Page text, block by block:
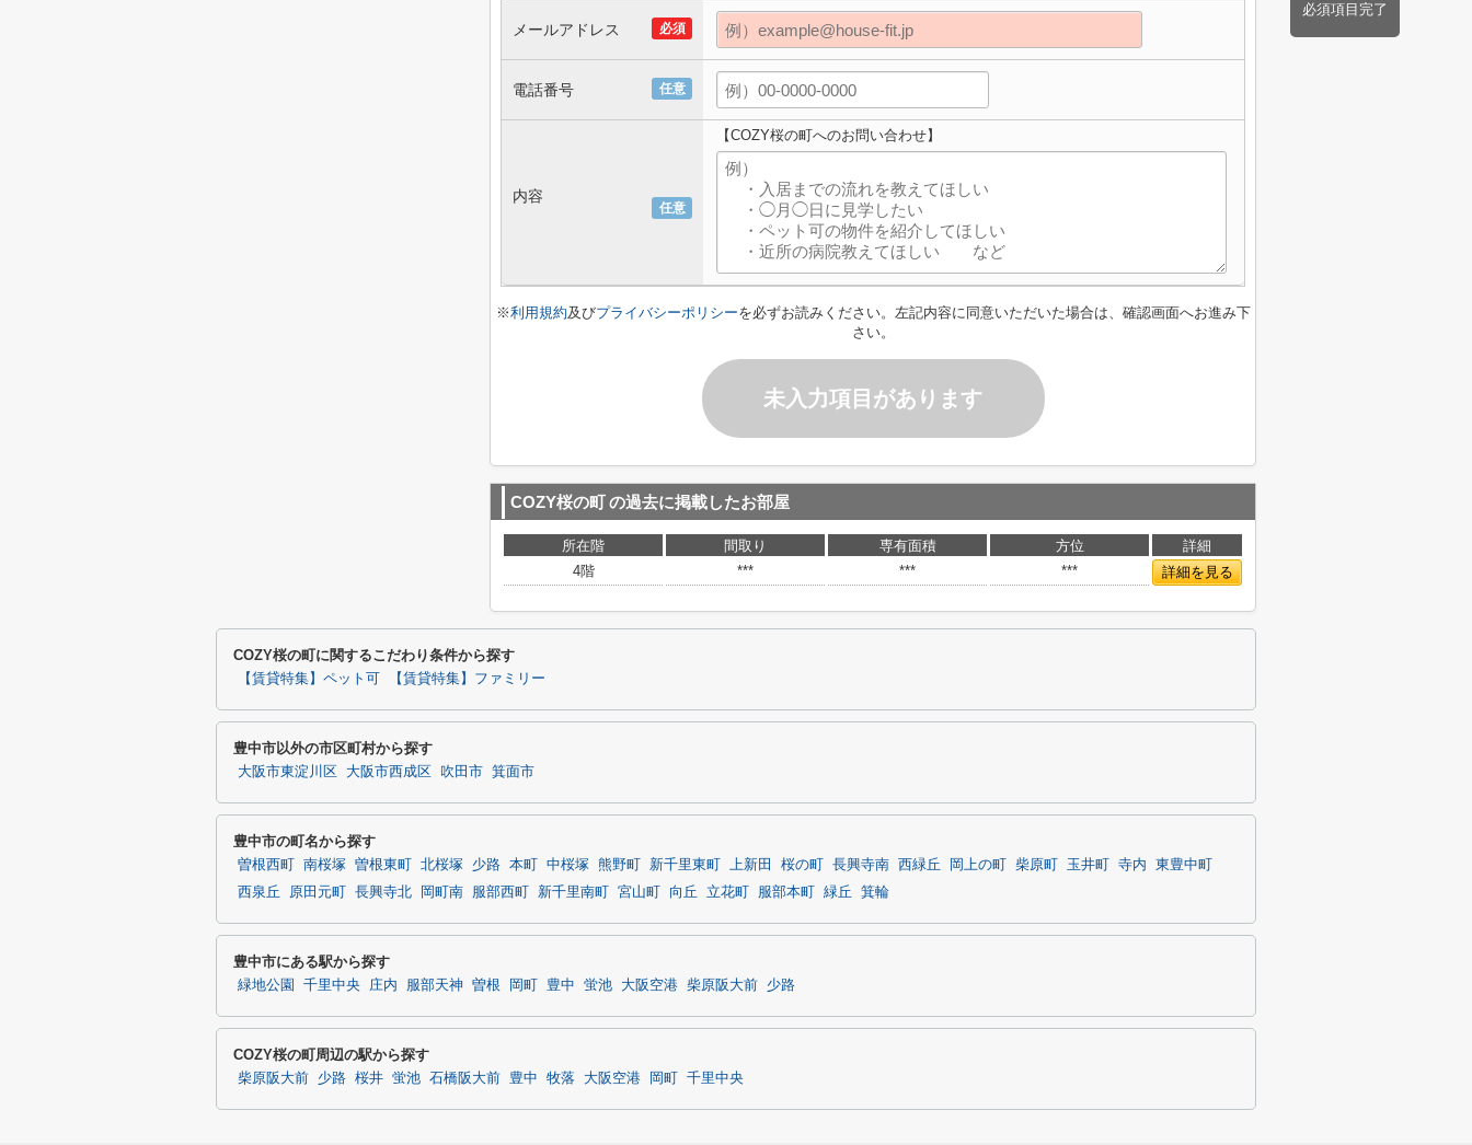
必須項目完了
必須
メールアドレス
任意
電話番号
任意
内容
【COZY桜の町へのお問い合わせ】
※利用規約及びプライバシーポリシーを必ずお読みください。左記内容に同意いただいた場合は、確認画面へお進み下
さい。
未入力項目があります
COZY桜の町の過去に掲載したお部屋
所在階 間取り 専有面積 方位
詳細
4階
*** *** *** 詳細を見る
COZY桜の町に関するこだわり条件から探す
【賃貸特集】ペット可 【賃貸特集】ファミリー
豊中市以外の市区町村から探す
大阪市東淀川区 大阪市西成区 吹田市 箕面市
豊中市の町名から探す
曽根西町 南桜塚 曽根東町 北桜塚 少路 本町 中桜塚 熊野町 新千里東町 上新田 桜の町 長興寺南 西緑丘 岡上の町 柴原町 玉井町 寺内
東豊中町
西泉丘
原田元町 長興寺北 岡町南 服部西町 新千里南町 宮山町 向丘 立花町 服部本町 緑丘 箕輪
豊中市にある駅から探す
緑地公園 千里中央 庄内 服部天神 曽根 岡町 豊中 蛍池 大阪空港 柴原阪大前 少路
COZY桜の町周辺の駅から探す
柴原阪大前 少路 桜井 蛍池 石橋阪大前 豊中 牧落 大阪空港 岡町 千里中央